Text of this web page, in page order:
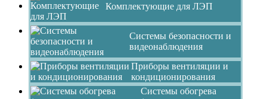
Комплектующие для ЛЭП
Системы безопасности и
видеонаблюдения
Приборы вентиляции и
кондиционирования
Системы обогрева